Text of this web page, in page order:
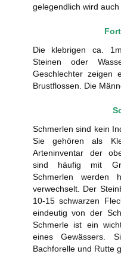
gelegendlich wird
Die klebrigen ca.
Steinen oder
Geschlechter zeigen
Brustflossen. Die
Schmerlen sind kein
Sie gehören als
Arteninventar der
sind häufig mit
Schmerlen werden
verwechselt. Der
10-15 schwarzen
eindeutig von der
Schmerle ist ein
eines Gewässers.
Bachforelle und Rutte